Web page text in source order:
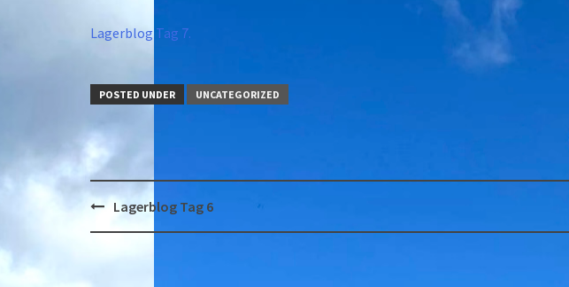
Lagerblog Tag 7.
POSTED UNDER UNCATEGORIZED
Post
navigation
Lagerblog Tag 6